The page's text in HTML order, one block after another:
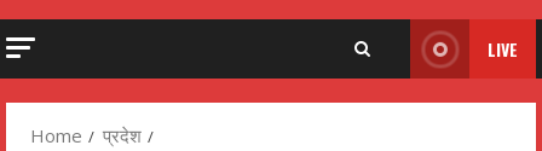
LIVE
Home
प्रदेश